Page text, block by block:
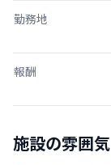
勤務地
報酬
施設の雰囲気